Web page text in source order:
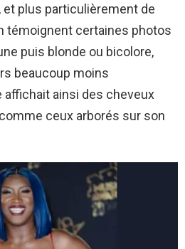
plus particulièrement de
témoignent certaines photos
puis blonde ou bicolore,
beaucoup moins
ainsi des cheveux
ceux arborés sur son